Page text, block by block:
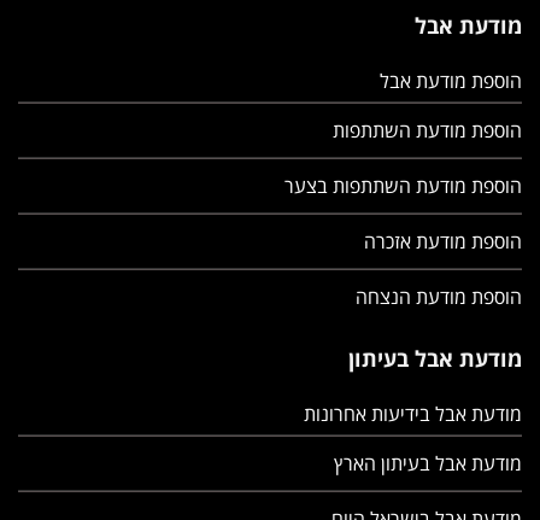
מודעת אבל
הוספת מודעת אבל
הוספת מודעת השתתפות
הוספת מודעת השתתפות בצער
הוספת מודעת אזכרה
הוספת מודעת הנצחה
מודעת אבל בעיתון
מודעת אבל בידיעות אחרונות
מודעת אבל בעיתון הארץ